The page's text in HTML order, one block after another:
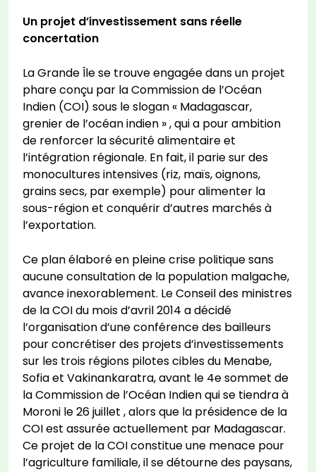
Un projet d’investissement sans réelle
concertation
La Grande Île se trouve engagée dans un projet
phare conçu par la Commission de l’Océan
Indien (COI) sous le slogan « Madagascar,
grenier de l’océan indien » , qui a pour ambition
de renforcer la sécurité alimentaire et
l’intégration régionale. En fait, il parie sur des
monocultures intensives (riz, maïs, oignons,
grains secs, par exemple) pour alimenter la
sous-région et conquérir d’autres marchés à
l’exportation.
Ce plan élaboré en pleine crise politique sans
aucune consultation de la population malgache,
avance inexorablement. Le Conseil des ministres
de la COI du mois d’avril 2014 a décidé
l’organisation d’une conférence des bailleurs
pour concrétiser des projets d’investissements
sur les trois régions pilotes cibles du Menabe,
Sofia et Vakinankaratra, avant le 4e sommet de
la Commission de l’Océan Indien qui se tiendra à
Moroni le 26 juillet , alors que la présidence de la
COI est assurée actuellement par Madagascar.
Ce projet de la COI constitue une menace pour
l’agriculture familiale, il se détourne des paysans,